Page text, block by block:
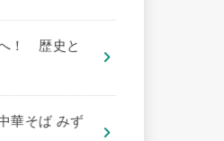
！ 歴史と
華そば みず